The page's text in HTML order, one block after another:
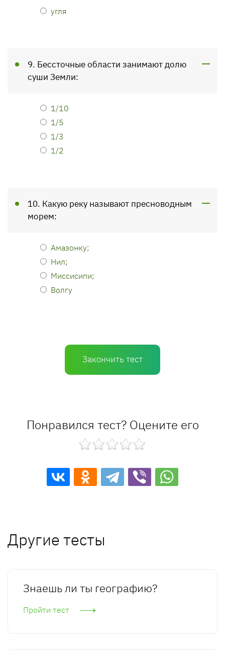
угля
9. Бессточные области занимают долю
суши Земли:
1/10
1/5
1/3
1/2
10. Какую реку называют пресноводным
морем:
Амазонку;
Нил;
Миссисипи;
Волгу
Закончить тест
Понравился тест? Оцените его
Другие тесты
Знаешь ли ты географию?
Пройти тест